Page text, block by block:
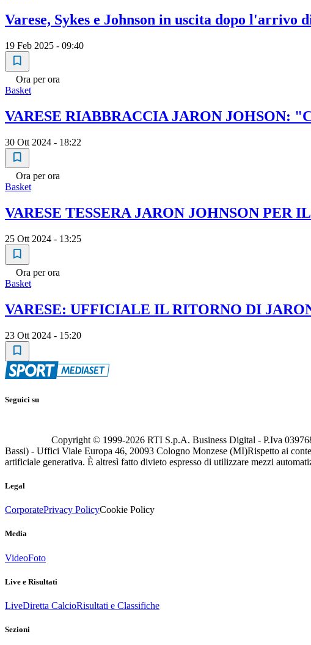
Varese, Sykes e Johnson in uscita dopo l'arrivo
19 Feb 2025 - 09:40
Ora per ora
Basket
VARESE RIABBRACCIA JARON JOHSON:
30 Ott 2024 - 18:22
Ora per ora
Basket
VARESE TESSERA JARON JOHNSON PER
25 Ott 2024 - 13:25
Ora per ora
Basket
VARESE: UFFICIALE IL RITORNO DI
23 Ott 2024 - 15:20
Seguici su
Copyright © 1999-2026 RTI S.p.A. Business Digital - P.Iva
Bassi) - Uffici Viale Europa 46, 20093 Cologno Monzese (MI)Rispetto ai
artificiale generativa. È altresì fatto divieto espresso di utilizzare mezzi
Legal
CorporatePrivacy PolicyCookie Policy
Media
VideoFoto
Live e Risultati
LiveDiretta CalcioRisultati e Classifiche
Sezioni